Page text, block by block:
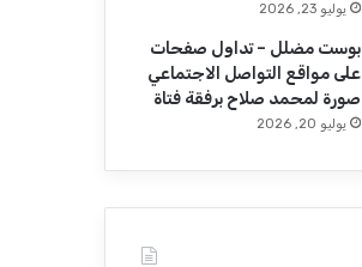
يوليو 23, 2026
بوست مضلل – تداول صفحات
على مواقع التواصل الاجتماعي
صورة لمحمد صلاح برفقة فتاة
يوليو 20, 2026